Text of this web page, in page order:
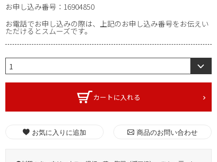
お申し込み番号：16904850
お電話でお申し込みの際は、上記のお申し込み番号をお伝えい
ただけるとスムーズです。
カートに入れる
お気に入りに追加 商品のお問い合わせ